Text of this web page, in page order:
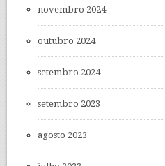
novembro 2024
outubro 2024
setembro 2024
setembro 2023
agosto 2023